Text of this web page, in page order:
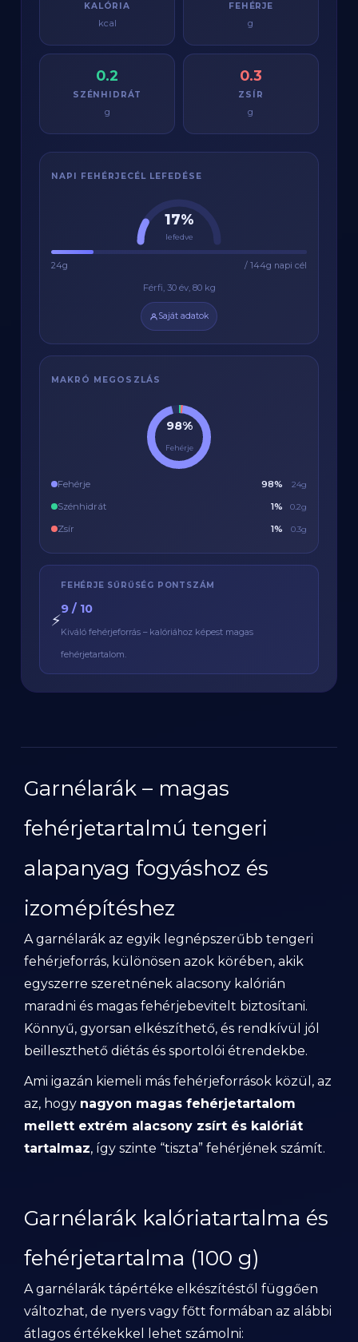
KALÓRIA
kcal
FEHÉRJE
g
0.2
SZÉNHIDRÁT
g
0.3
ZSÍR
g
NAPI FEHÉRJECÉL LEFEDÉSE
17%
lefedve
24g
/ 144g napi cél
Férfi, 30 év, 80 kg
Saját adatok
MAKRÓ MEGOSZLÁS
98%
Fehérje
Fehérje 98% 24g
Szénhidrát 1% 0.2g
Zsír 1% 0.3g
⚡
FEHÉRJE SŰRŰSÉG PONTSZÁM
9 / 10
Kiváló fehérjeforrás – kalóriához képest magas
fehérjetartalom.
Garnélarák – magas
fehérjetartalmú tengeri
alapanyag fogyáshoz és
izomépítéshez
A garnélarák az egyik legnépszerűbb tengeri
fehérjeforrás, különösen azok körében, akik
egyszerre szeretnének alacsony kalórián
maradni és magas fehérjebevitelt biztosítani.
Könnyű, gyorsan elkészíthető, és rendkívül jól
beilleszthető diétás és sportolói étrendekbe.
Ami igazán kiemeli más fehérjeforrások közül, az
az, hogy nagyon magas fehérjetartalom
mellett extrém alacsony zsírt és kalóriát
tartalmaz, így szinte “tiszta” fehérjének számít.
Garnélarák kalóriatartalma és
fehérjetartalma (100 g)
A garnélarák tápértéke elkészítéstől függően
változhat, de nyers vagy főtt formában az alábbi
átlagos értékekkel lehet számolni: